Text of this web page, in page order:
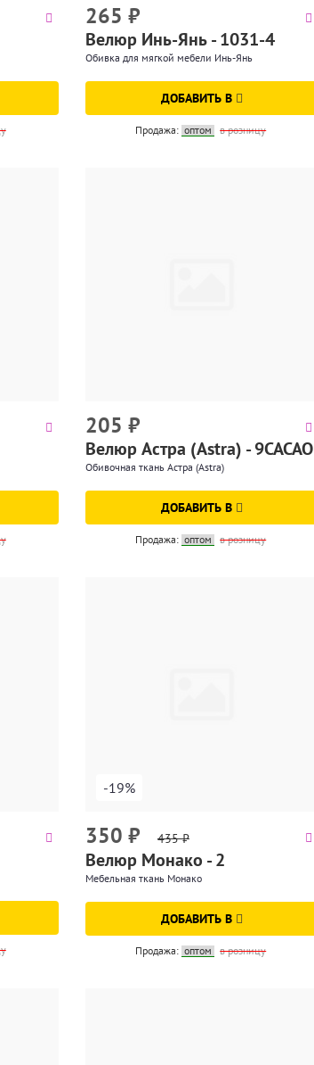
265 ₽
Велюр Инь-Янь - 1031-4
Обивка для мягкой мебели Инь-Янь
ДОБАВИТЬ В
Продажа: оптом в розницу
205 ₽
Велюр Астра (Astra) - 9CACAO
Обивочная ткань Астра (Astra)
ДОБАВИТЬ В
Продажа: оптом в розницу
-19%
350 ₽ 435₽
Велюр Монако - 2
Мебельная ткань Монако
ДОБАВИТЬ В
Продажа: оптом в розницу